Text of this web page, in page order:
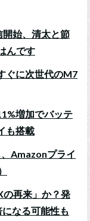
始、清太と節
んです
ぐに次世代のM7
増加でバッテ
も搭載
Amazonプライ
再来」か？発
なる可能性も